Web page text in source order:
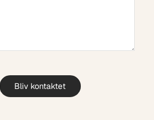
Bliv kontaktet